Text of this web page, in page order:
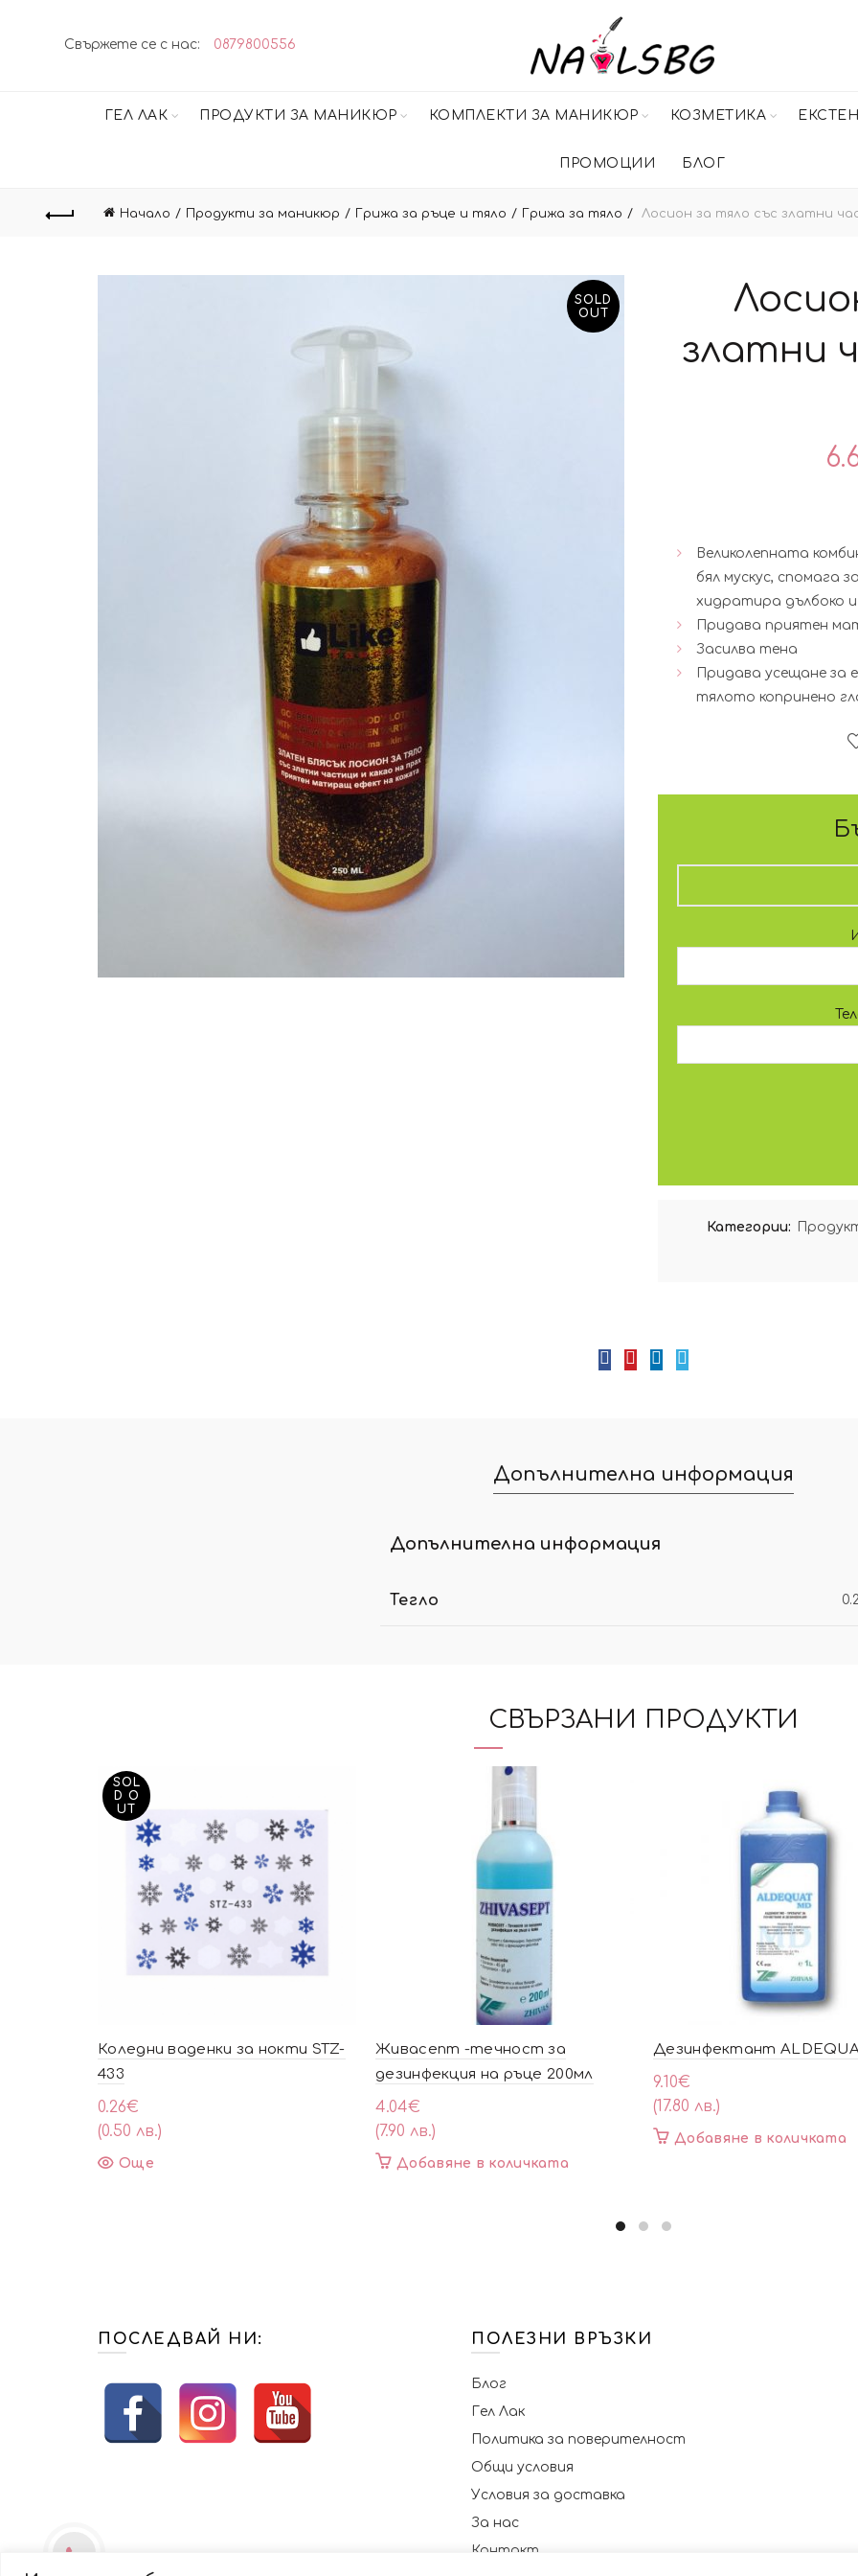
Свържете се с нас: 0879800556
ГЕЛ ЛАК ПРОДУКТИ ЗА МАНИКЮР КОМПЛЕКТИ ЗА МАНИКЮР КОЗМЕТИКА
ПРОМОЦИИ БЛОГ
Начало Продукти за маникюр Грижа за ръце и тяло Грижа за тяло Лосион за тяло със златни
SOLD
OUT
златни
Великолепната
бял мускус, спомага
хидратира дълбоко
Придава приятен
Засилва тена
Придава усещане за
тялото копринено
Категории:
Допълнителна информация
Допълнителна информация
Тегло
СВЪРЗАНИ ПРОДУКТИ
SOL
D O
UT
Коледни ваденки за нокти STZ-
433
0.26€
(0.50 лв.)
Още
Живасепт -течност за
дезинфекция на ръце 200мл
4.04€
(7.90 лв.)
Добавяне в количката
Дезинфектант
9.10€
(17.80 лв.)
Добавяне в количката
ПОСЛЕДВАЙ НИ: ПОЛЕЗНИ ВРЪЗКИ
Блог
Гел Лак
Политика за поверителност
Общи условия
Условия за доставка
За нас
Контакт